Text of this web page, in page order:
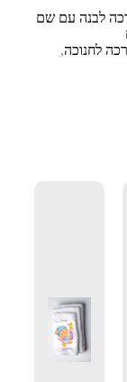
לבנה עם שם
לחנוכה,